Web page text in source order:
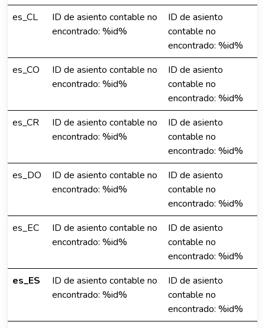
es_CL
ID de asiento contable no
encontrado: %id%
ID de asiento
contable no
encontrado: %id%
es_CO
ID de asiento contable no
encontrado: %id%
ID de asiento
contable no
encontrado: %id%
es_CR
ID de asiento contable no
encontrado: %id%
ID de asiento
contable no
encontrado: %id%
es_DO
ID de asiento contable no
encontrado: %id%
ID de asiento
contable no
encontrado: %id%
es_EC
ID de asiento contable no
encontrado: %id%
ID de asiento
contable no
encontrado: %id%
es_ES
ID de asiento contable no
encontrado: %id%
ID de asiento
contable no
encontrado: %id%